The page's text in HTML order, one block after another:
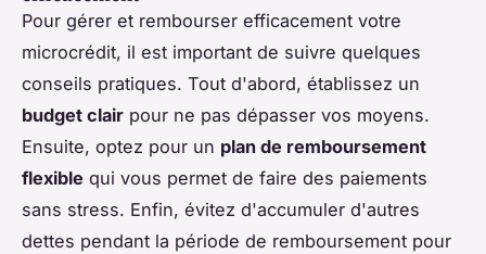
Pour gérer et rembourser efficacement votre
microcrédit, il est important de suivre quelques
conseils pratiques. Tout d'abord, établissez un
budget clair pour ne pas dépasser vos moyens.
Ensuite, optez pour un plan de remboursement
flexible qui vous permet de faire des paiements
sans stress. Enfin, évitez d'accumuler d'autres
dettes pendant la période de remboursement pour